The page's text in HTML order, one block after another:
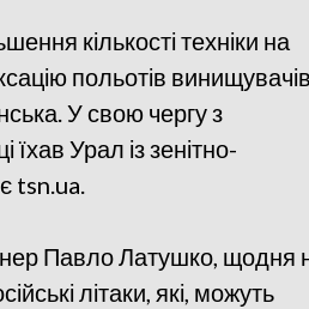
кількості техніки на
польотів винищувачів
У свою чергу з
Урал із зенітно-
tsn.ua.
Павло Латушко, щодня
літаки, які, можуть